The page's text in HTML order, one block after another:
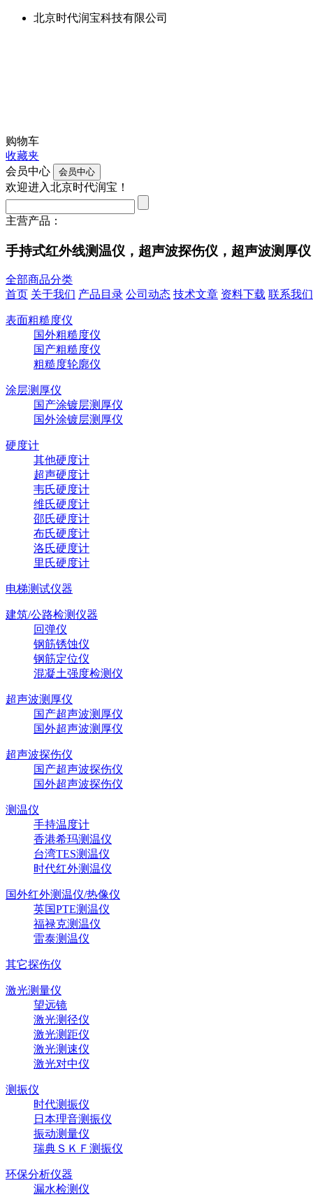
北京时代润宝科技有限公司
购物车
收藏夹
会员中心
欢迎进入北京时代润宝！
主营产品：
手持式红外线测温仪，超声波探伤仪，超声波测厚
全部商品分类
首页 关于我们 产品目录 公司动态 技术文章 资料下载 联系我们
表面粗糙度仪
国外粗糙度仪
国产粗糙度仪
粗糙度轮廓仪
涂层测厚仪
国产涂镀层测厚仪
国外涂镀层测厚仪
硬度计
其他硬度计
超声硬度计
韦氏硬度计
维氏硬度计
邵氏硬度计
布氏硬度计
洛氏硬度计
里氏硬度计
电梯测试仪器
建筑/公路检测仪器
回弹仪
钢筋锈蚀仪
钢筋定位仪
混凝土强度检测仪
超声波测厚仪
国产超声波测厚仪
国外超声波测厚仪
超声波探伤仪
国产超声波探伤仪
国外超声波探伤仪
测温仪
手持温度计
香港希玛测温仪
台湾TES测温仪
时代红外测温仪
国外红外测温仪/热像仪
英国PTE测温仪
福禄克测温仪
雷泰测温仪
其它探伤仪
激光测量仪
望远镜
激光测径仪
激光测距仪
激光测速仪
激光对中仪
测振仪
时代测振仪
日本理音测振仪
振动测量仪
瑞典ＳＫＦ测振仪
环保分析仪器
漏水检测仪